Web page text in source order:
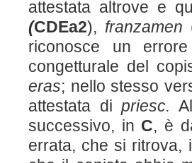
attestata altrove e
(CDEa2), franzamen
riconosce un
congetturale del
eras; nello stesso
attestata dipriesc.
successivo, in C, è
errata, che si ritrova,